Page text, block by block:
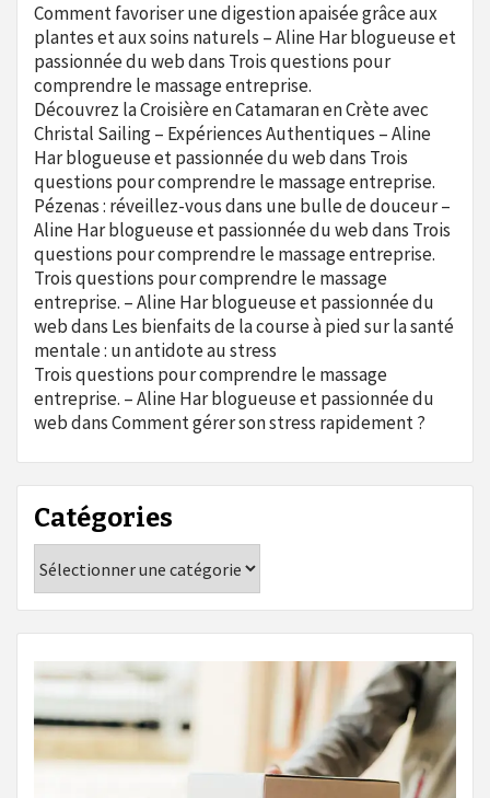
Comment favoriser une digestion apaisée grâce aux
plantes et aux soins naturels – Aline Har blogueuse et
passionnée du webdans Trois questions pour
comprendre le massage entreprise.
Découvrez la Croisière en Catamaran en Crète avec
Christal Sailing – Expériences Authentiques – Aline
Har blogueuse et passionnée du webdans Trois
questions pour comprendre le massage entreprise.
Pézenas : réveillez-vous dans une bulle de douceur –
Aline Har blogueuse et passionnée du webdans Trois
questions pour comprendre le massage entreprise.
Trois questions pour comprendre le massage
entreprise. – Aline Har blogueuse et passionnée du
webdans Les bienfaits de la course à pied sur la santé
mentale : un antidote au stress
Trois questions pour comprendre le massage
entreprise. – Aline Har blogueuse et passionnée du
webdansComment gérer son stress rapidement ?
Catégories